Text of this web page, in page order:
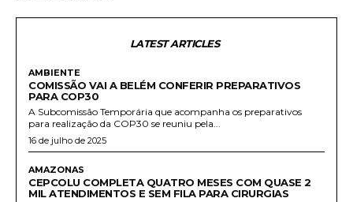
LATEST ARTICLES
AMBIENTE
COMISSÃO VAI A BELÉM CONFERIR PREPARATIVOS
PARA COP30
A Subcomissão Temporária que acompanha os preparativos
para realização da COP30 se reuniu pela...
16 de julho de 2025
AMAZONAS
CEPCOLU COMPLETA QUATRO MESES COM QUASE 2
MIL ATENDIMENTOS E SEM FILA PARA CIRURGIAS